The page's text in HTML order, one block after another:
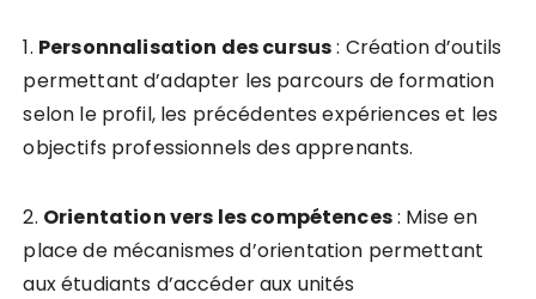
1. Personnalisation descursus: Création d’outils
permettant d’adapter les parcours de formation
selon le profil, les précédentes expériences et les
objectifs professionnels des apprenants.
2. Orientationvers lescompétences: Mise en
place de mécanismes d’orientation permettant
aux étudiants d’accéder aux unités